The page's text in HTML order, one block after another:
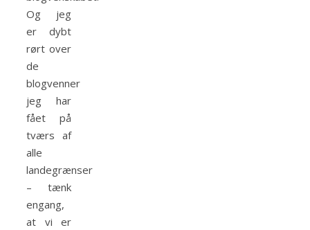
Og jeg
er dybt
rørt over
de
blogvenner
jeg har
fået på
tværs af
alle
landegrænser
– tænk
engang,
at vi er